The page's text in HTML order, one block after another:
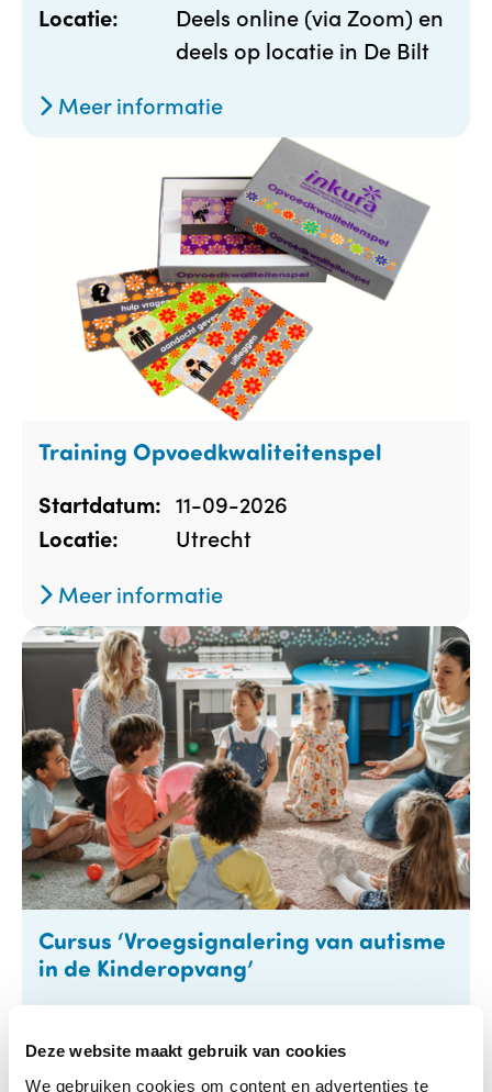
Deze website maakt gebruik van cookies
We gebruiken cookies om content en advertenties te
Locatie:
Deels online (via Zoom) en
deels op locatie in De Bilt
Meer informatie
Training Opvoedkwaliteitenspel
Startdatum: 11-09-2026
Locatie:
Utrecht
Meer informatie
Cursus ‘Vroegsignalering van autisme
in de Kinderopvang’
Locatie:
Online (via Zoom) en op